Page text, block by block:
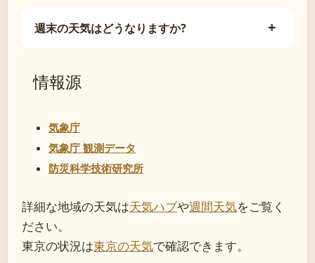
週末の天気はどうなりますか?
情報源
気象庁
気象庁 観測データ
防災科学技術研究所
詳細な地域の天気は天気ハブや週間天気をご覧く
ださい。
東京の状況は東京の天気で確認できます。